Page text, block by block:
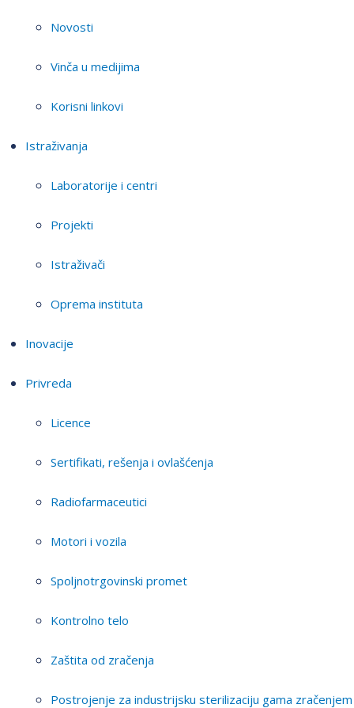
Novosti
Vinča u medijima
Korisni linkovi
Istraživanja
Laboratorije i centri
Projekti
Istraživači
Oprema instituta
Inovacije
Privreda
Licence
Sertifikati, rešenja i ovlašćenja
Radiofarmaceutici
Motori i vozila
Spoljnotrgovinski promet
Kontrolno telo
Zaštita od zračenja
Postrojenje za industrijsku sterilizaciju gama zračenjem